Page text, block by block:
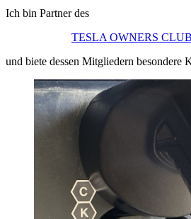
Ich bin Partner des
TESLA OWNERS
und biete dessen Mitgliedern besondere